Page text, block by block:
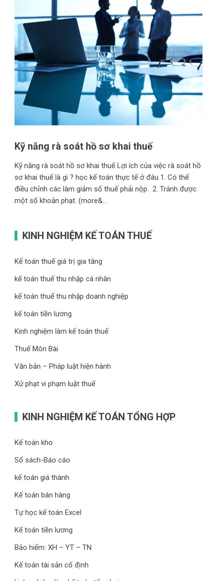
Kỹ năng rà soát hồ sơ khai thuế
Kỹ năng rà soát hồ sơ khai thuế Lợi ích của việc rà soát hồ
sơ khai thuế là gì ? học kế toán thực tế ở đâu 1. Có thể
điều chỉnh các làm giảm số thuế phải nộp. 2. Tránh được
một số khoản phạt. (more&...
KINH NGHIỆM KẾ TOÁN THUẾ
Kế toán thuế giá trị gia tăng
kế toán thuế thu nhập cá nhân
kế toán thuế thu nhập doanh nghiệp
kế toán tiền lương
Kinh nghiệm làm kế toán thuế
Thuế Môn Bài
Văn bản – Pháp luật hiện hành
Xử phạt vi phạm luật thuế
KINH NGHIỆM KẾ TOÁN TỔNG HỢP
Kế toán kho
Sổ sách-Báo cáo
kế toán giá thành
Kế toán bán hàng
Tự học kế toán Excel
Kế toán tiền lương
Bảo hiểm: XH – YT – TN
Kế toán tài sản cố định